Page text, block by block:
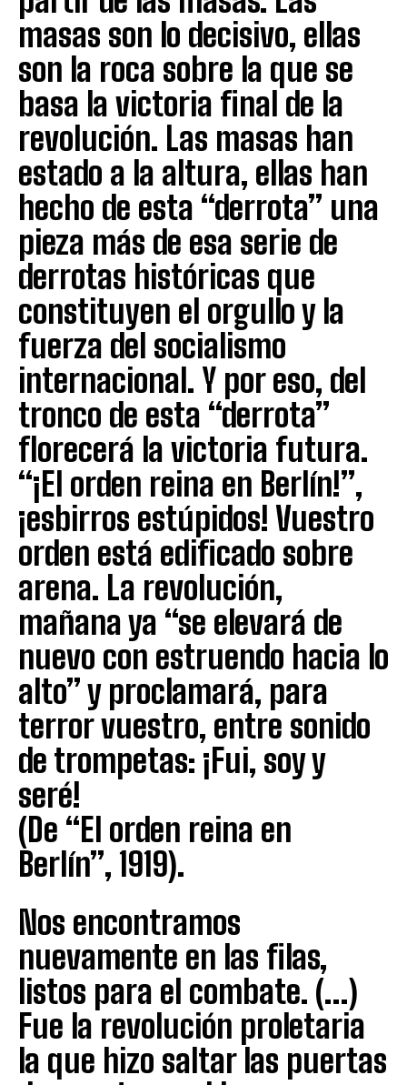
masas son lo decisivo, ellas
son la roca sobre la que se
basa la victoria final de la
revolución. Las masas han
estado a la altura, ellas han
hecho de esta “derrota” una
pieza más de esa serie de
derrotas históricas que
constituyen el orgullo y la
fuerza del socialismo
internacional. Y por eso, del
tronco de esta “derrota”
florecerá la victoria futura.
“¡El orden reina en Berlín!”,
¡esbirros estúpidos! Vuestro
orden está edificado sobre
arena. La revolución,
mañana ya “se elevará de
nuevo con estruendo hacia lo
alto” y proclamará, para
terror vuestro, entre sonido
de trompetas: ¡Fui, soy y
seré!
(De “El orden reina en
Berlín”, 1919).
Nos encontramos
nuevamente en las filas,
listos para el combate. (…)
Fue la revolución proletaria
la que hizo saltar las puertas